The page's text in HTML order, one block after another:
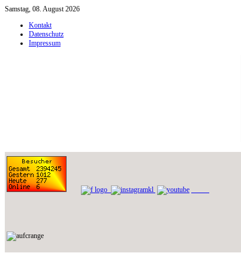
Samstag, 08. August 2026
Kontakt
Datenschutz
Impressum